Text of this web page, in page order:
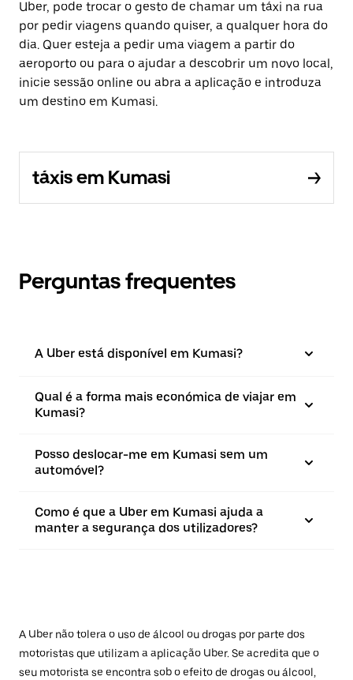
Uber, pode trocar o gesto de chamar um táxi na rua
por pedir viagens quando quiser, a qualquer hora do
dia. Quer esteja a pedir uma viagem a partir do
aeroporto ou para o ajudar a descobrir um novo local,
inicie sessão online ou abra a aplicação e introduza
um destino em Kumasi.
táxis em Kumasi
Perguntas frequentes
A Uber está disponível em Kumasi?
Qual é a forma mais económica de viajar em
Kumasi?
Posso deslocar-me em Kumasi sem um
automóvel?
Como é que a Uber em Kumasi ajuda a
manter a segurança dos utilizadores?
A Uber não tolera o uso de álcool ou drogas por parte dos
motoristas que utilizam a aplicação Uber. Se acredita que o
seu motorista se encontra sob o efeito de drogas ou álcool,